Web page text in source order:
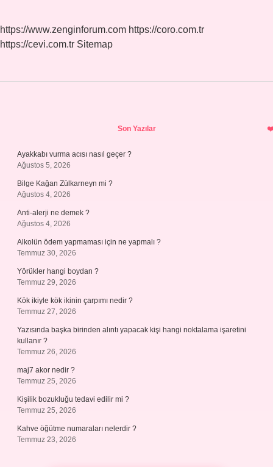
https://www.zenginforum.com https://coro.com.tr
https://cevi.com.tr Sitemap
Son Yazılar
Ayakkabı vurma acısı nasıl geçer ?
Ağustos 5, 2026
Bilge Kağan Zülkarneyn mi ?
Ağustos 4, 2026
Anti-alerji ne demek ?
Ağustos 4, 2026
Alkolün ödem yapmaması için ne yapmalı ?
Temmuz 30, 2026
Yörükler hangi boydan ?
Temmuz 29, 2026
Kök ikiyle kök ikinin çarpımı nedir ?
Temmuz 27, 2026
Yazısında başka birinden alıntı yapacak kişi hangi noktalama işaretini
kullanır ?
Temmuz 26, 2026
maj7 akor nedir ?
Temmuz 25, 2026
Kişilik bozukluğu tedavi edilir mi ?
Temmuz 25, 2026
Kahve öğütme numaraları nelerdir ?
Temmuz 23, 2026